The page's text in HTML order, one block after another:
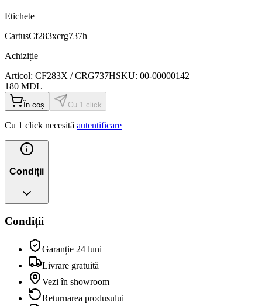
Etichete
CartusCf283xcrg737h
Achiziție
Articol: CF283X / CRG737HSKU: 00-00000142
180 MDL
În coș Cu 1 click
Cu 1 click necesită autentificare
Condiții
Condiții
Garanție 24 luni
Livrare gratuită
Vezi în showroom
Returnarea produsului